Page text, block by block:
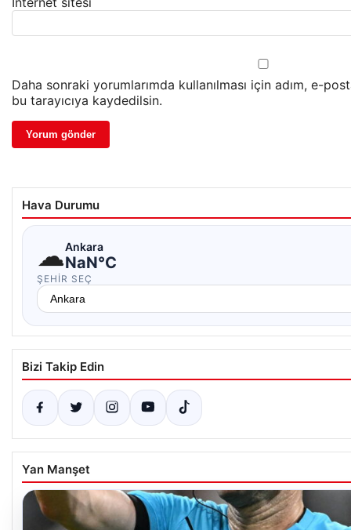
Daha sonraki yorumlarımda kullanılması için adım, e-
bu tarayıcıya kaydedilsin.
Hava Durumu
☁Ankara
NaN°C
ŞEHIR SEÇ
Bizi Takip Edin
Yan Manşet